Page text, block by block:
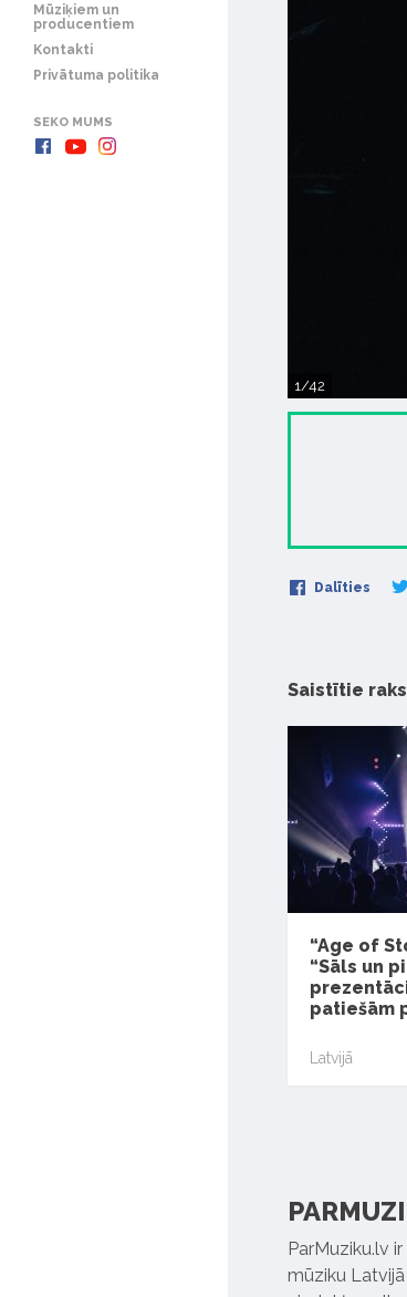
Mūziķiem un
producentiem
Kontakti
Privātuma politika
SEKO MUMS
1/42
Dalīties
Saistītie
“Age of
“Sāls un
patiešām
Latvijā
ParMuziku.lv
mūziku